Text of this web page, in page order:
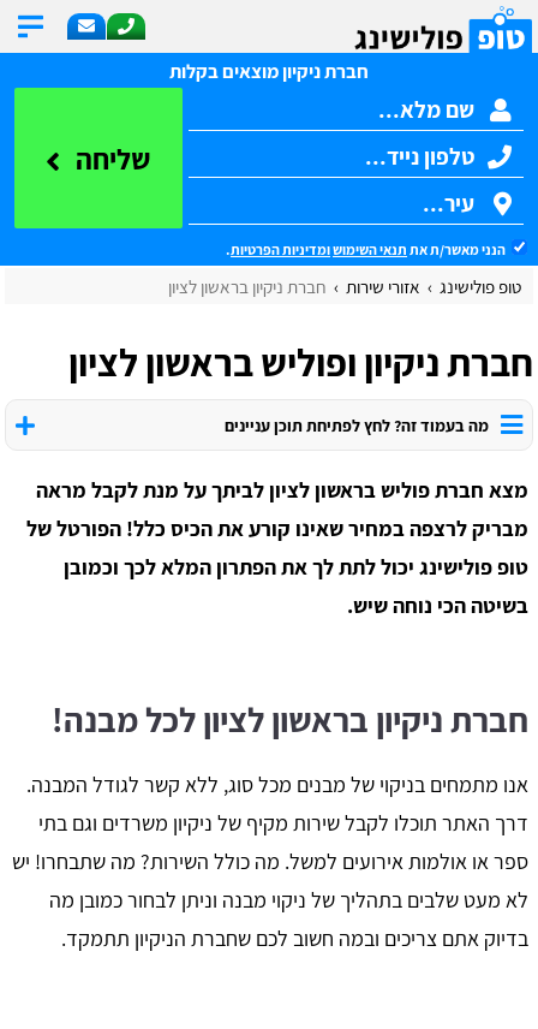
חברת ניקיון מוצאים בקלות
שליחה
הנני מאשר/ת את תנאי השימושומדיניות הפרטיות.
טופ פולישינג אזורי שירות חברת ניקיון בראשון לציון
חברת ניקיון ופוליש בראשון לציון
מה בעמוד זה? לחץ לפתיחת תוכן עניינים
מצא חברת פוליש בראשון לציון לביתך על מנת לקבל מראה
מבריק לרצפה במחיר שאינו קורע את הכיס כלל! הפורטל של
טופ פולישינג יכול לתת לך את הפתרון המלא לכך וכמובן
בשיטה הכי נוחה שיש.
חברת ניקיון בראשון לציון לכל מבנה!
אנו מתמחים בניקוי של מבנים מכל סוג, ללא קשר לגודל המבנה.
דרך האתר תוכלו לקבל שירות מקיף של ניקיון משרדים וגם בתי
ספר או אולמות אירועים למשל. מה כולל השירות? מה שתבחרו! יש
לא מעט שלבים בתהליך של ניקוי מבנה וניתן לבחור כמובן מה
בדיוק אתם צריכים ובמה חשוב לכם שחברת הניקיון תתמקד.